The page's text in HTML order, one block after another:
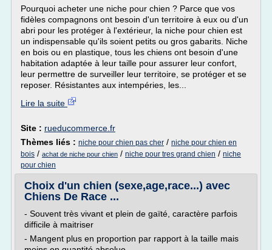
Pourquoi acheter une niche pour chien ? Parce que vos
fidèles compagnons ont besoin d'un territoire à eux ou d'un
abri pour les protéger à l'extérieur, la niche pour chien est
un indispensable qu'ils soient petits ou gros gabarits. Niche
en bois ou en plastique, tous les chiens ont besoin d'une
habitation adaptée à leur taille pour assurer leur confort,
leur permettre de surveiller leur territoire, se protéger et se
reposer. Résistantes aux intempéries, les...
Lire la suite
Site : rueducommerce.fr
Thèmes liés : niche pour chien pas cher / niche pour chien en
bois / achat de niche pour chien / niche pour tres grand chien / niche
pour chien
Choix d'un chien (sexe,age,race...) avec
Chiens De Race ...
- Souvent très vivant et plein de gaïté, caractère parfois
difficile à maitriser
- Mangent plus en proportion par rapport à la taille mais